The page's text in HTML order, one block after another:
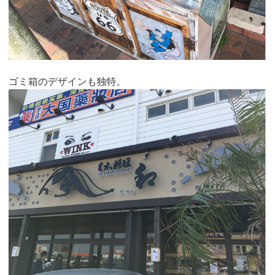
ゴミ箱のデザインも独特。